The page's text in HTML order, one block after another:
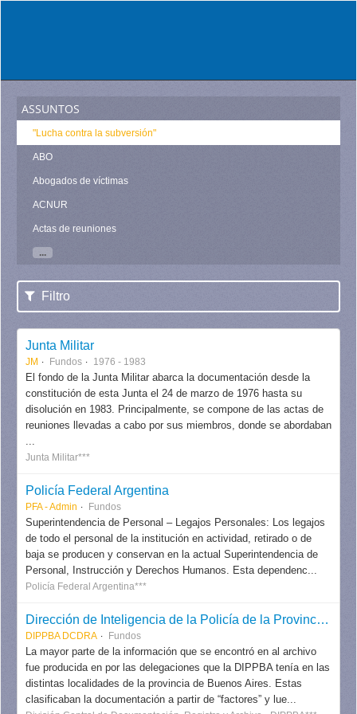
assuntos
"Lucha contra la subversión"
ABO
Abogados de víctimas
ACNUR
Actas de reuniones
...
Filtro
Junta Militar
JM Fundos 1976 - 1983
El fondo de la Junta Militar abarca la documentación desde la
constitución de esta Junta el 24 de marzo de 1976 hasta su
disolución en 1983. Principalmente, se compone de las actas de
reuniones llevadas a cabo por sus miembros, donde se abordaban
...
Junta Militar***
Policía Federal Argentina
PFA - Admin Fundos
Superintendencia de Personal – Legajos Personales: Los legajos
de todo el personal de la institución en actividad, retirado o de
baja se producen y conservan en la actual Superintendencia de
Personal, Instrucción y Derechos Humanos. Esta dependenc...
Policía Federal Argentina***
Dirección de Inteligencia de la Policía de la Provincia de Buenos Aires (DIPPBA), División Central de Documentación, Registro y Archivo
DIPPBA DCDRA Fundos
La mayor parte de la información que se encontró en al archivo
fue producida en por las delegaciones que la DIPPBA tenía en las
distintas localidades de la provincia de Buenos Aires. Estas
clasificaban la documentación a partir de “factores” y lue...